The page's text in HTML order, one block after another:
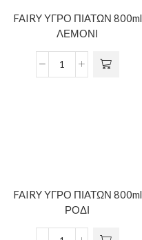
FAIRY ΥΓΡΟ ΠΙΑΤΩΝ 800ml
ΛΕΜΟΝΙ
FAIRY ΥΓΡΟ ΠΙΑΤΩΝ 800ml
ΡΟΔΙ